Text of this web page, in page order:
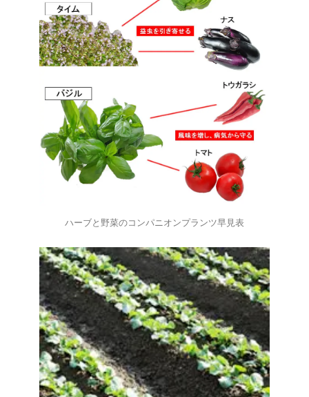
ハーブと野菜のコンパニオンプランツ早見表